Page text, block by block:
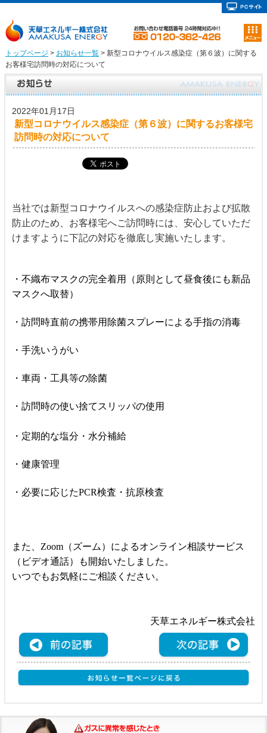
トップページ > お知らせ一覧> 新型コロナウイルス感染症（第６波）に関する
お客様宅訪問時の対応について
2022年01月17日
新型コロナウイルス感染症（第６波）に関するお客様宅
訪問時の対応について
当社では新型コロナウイルスへの感染症防止および拡散
防止のため、お客様宅へご訪問時には、安心していただ
けますように下記の対応を徹底し実施いたします。
・不織布マスクの完全着用（原則として昼食後にも新品
マスクへ取替）
・訪問時直前の携帯用除菌スプレーによる手指の消毒
・手洗いうがい
・車両・工具等の除菌
・訪問時の使い捨てスリッパの使用
・定期的な塩分・水分補給
・健康管理
・必要に応じたPCR検査・抗原検査
また、 Zoom（ズーム）によるオンライン相談サービス
（ビデオ通話）も開始いたしました。
いつでもお気軽にご相談ください。
天草エネルギー株式会社